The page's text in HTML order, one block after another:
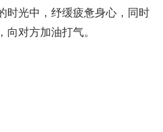
时光中，纾缓疲惫身心，同时
对方加油打气。